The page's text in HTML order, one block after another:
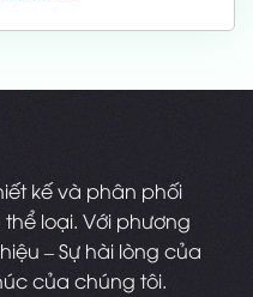
₫.
là:
kế và phân phối
thể loại. Với phương
– Sự hài lòng của
của chúng tôi.